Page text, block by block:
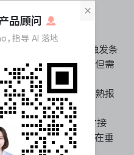
能力核心能力：
支持任意状态流转与触发条
务审批与流转逻辑，但需
燃尽图、速率图等成熟报
提供量化支撑。
过Marketplace无缝对接
工具，弥补原生功能在垂
×
品顾问
，指导 AI 落地